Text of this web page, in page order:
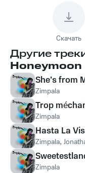
Скачать
Другие
Honeymoon
She's from
Zimpala
Trop
Zimpala
Hasta La
Zimpala,
Zimpala